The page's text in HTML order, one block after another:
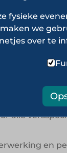
en
alle
en
fysieke
we
over te